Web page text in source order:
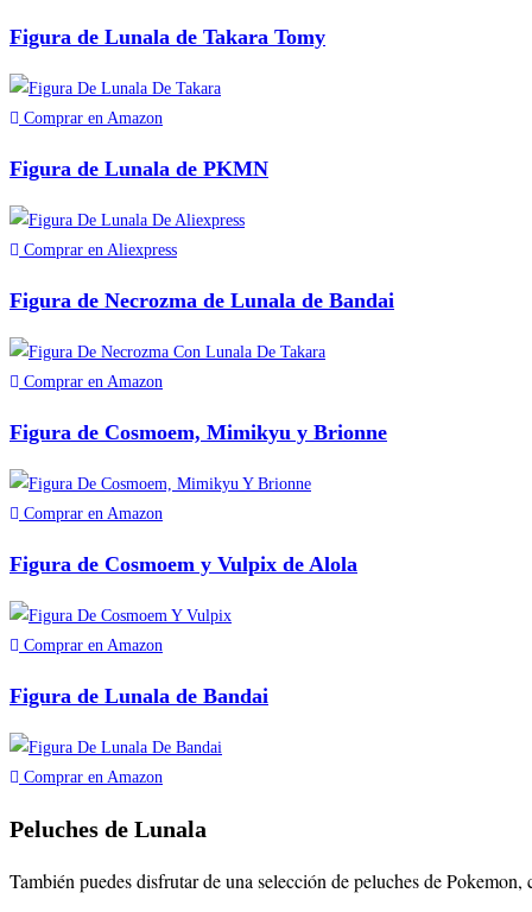
Figura de Lunala de Takara Tomy
Comprar en Amazon
Figura de Lunala de PKMN
Comprar en Aliexpress
Figura de Necrozma de Lunala de Bandai
Comprar en Amazon
Figura de Cosmoem, Mimikyu y Brionne
Comprar en Amazon
Figura de Cosmoem y Vulpix de Alola
Comprar en Amazon
Figura de Lunala de Bandai
Comprar en Amazon
Peluches de Lunala
También puedes disfrutar de una selección de peluches de